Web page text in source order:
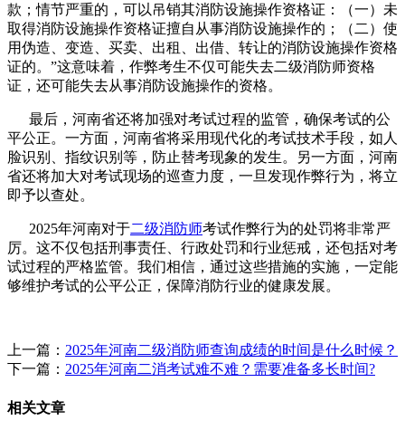
款；情节严重的，可以吊销其消防设施操作资格证：（一）未
取得消防设施操作资格证擅自从事消防设施操作的；（二）使
用伪造、变造、买卖、出租、出借、转让的消防设施操作资格
证的。”这意味着，作弊考生不仅可能失去二级消防师资格
证，还可能失去从事消防设施操作的资格。
最后，河南省还将加强对考试过程的监管，确保考试的公
平公正。一方面，河南省将采用现代化的考试技术手段，如人
脸识别、指纹识别等，防止替考现象的发生。另一方面，河南
省还将加大对考试现场的巡查力度，一旦发现作弊行为，将立
即予以查处。
2025年河南对于二级消防师考试作弊行为的处罚将非常严
厉。这不仅包括刑事责任、行政处罚和行业惩戒，还包括对考
试过程的严格监管。我们相信，通过这些措施的实施，一定能
够维护考试的公平公正，保障消防行业的健康发展。
上一篇： 2025年河南二级消防师查询成绩的时间是什么时候？
下一篇： 2025年河南二消考试难不难？需要准备多长时间?
相关文章